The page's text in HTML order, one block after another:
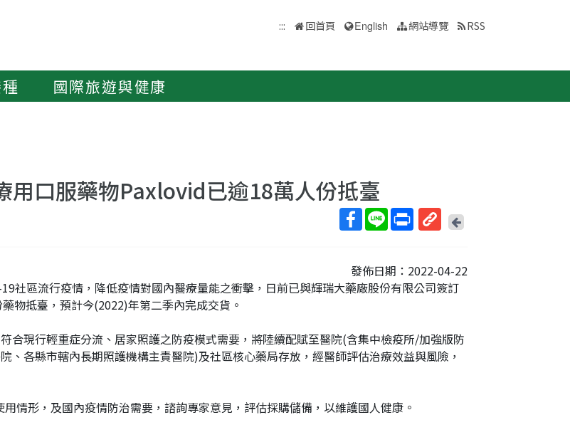
::: 回首頁 English 網站導覽 RSS
國際旅遊與健康
用口服藥物Paxlovid已逾18萬人份抵臺
短
網
回
上
頁
發佈日期：2022-04-22
社區流行疫情，降低疫情對國內醫療量能之衝擊，日前已與輝瑞大藥廠股份有限公司簽訂
物抵臺，預計今(2022)年第二季內完成交貨。
合現行輕重症分流、居家照護之防疫模式需要，將陸續配賦至醫院(含集中檢疫所/加強版防
、各縣市轄內長期照護機構主責醫院)及社區核心藥局存放，經醫師評估治療效益與風險，
情形，及國內疫情防治需要，諮詢專家意見，評估採購儲備，以維護國人健康。